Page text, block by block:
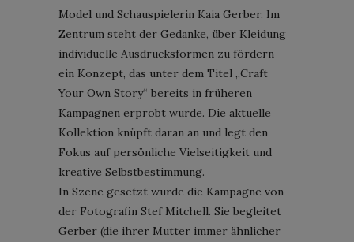
Model und Schauspielerin Kaia Gerber. Im
Zentrum steht der Gedanke, über Kleidung
individuelle Ausdrucksformen zu fördern –
ein Konzept, das unter dem Titel „Craft
Your Own Story“ bereits in früheren
Kampagnen erprobt wurde. Die aktuelle
Kollektion knüpft daran an und legt den
Fokus auf persönliche Vielseitigkeit und
kreative Selbstbestimmung.
In Szene gesetzt wurde die Kampagne von
der Fotografin Stef Mitchell. Sie begleitet
Gerber (die ihrer Mutter immer ähnlicher